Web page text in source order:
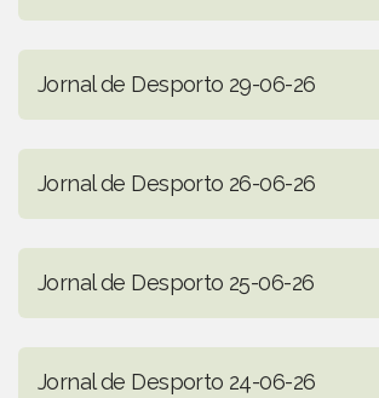
Jornal de Desporto 29-06-26
Jornal de Desporto 26-06-26
Jornal de Desporto 25-06-26
Jornal de Desporto 24-06-26